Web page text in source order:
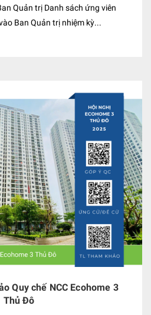
Quản trị Danh sách ứng viên
Ban Quản trị nhiệm kỳ...
Quy chế NCC Ecohome 3
Thủ Đô